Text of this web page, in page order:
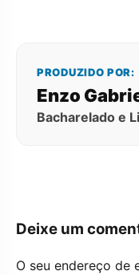
PRODUZIDO POR:
Enzo
Bacharelado e
Deixe um
O seu endereço de